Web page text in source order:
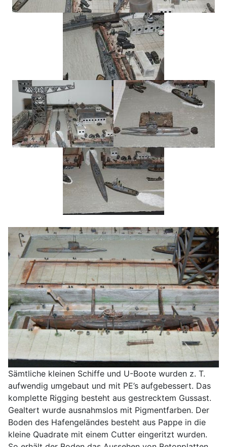
Sämtliche kleinen Schiffe und U-Boote wurden z. T.
aufwendig umgebaut und mit PE’s aufgebessert. Das
komplette Rigging besteht aus gestrecktem Gussast.
Gealtert wurde ausnahmslos mit Pigmentfarben. Der
Boden des Hafengeländes besteht aus Pappe in die
kleine Quadrate mit einem Cutter eingeritzt wurden.